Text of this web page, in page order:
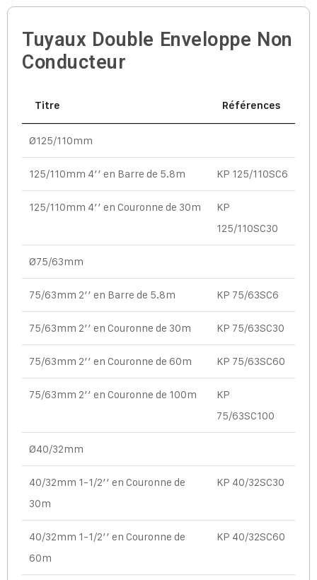
Tuyaux Double Enveloppe Non
Conducteur
Titre Références
Ø125/110mm
125/110mm 4’’ en Barre de 5.8m KP 125/110SC6
125/110mm 4’’ en Couronne de 30m
KP
125/110SC30
Ø75/63mm
75/63mm 2’’ en Barre de 5.8m KP 75/63SC6
75/63mm 2’’ en Couronne de 30m KP 75/63SC30
75/63mm 2’’ en Couronne de 60m KP 75/63SC60
75/63mm 2’’ en Couronne de 100m
KP
75/63SC100
Ø40/32mm
40/32mm 1-1/2’’ en Couronne de
30m
KP 40/32SC30
40/32mm 1-1/2’’ en Couronne de
60m
KP 40/32SC60